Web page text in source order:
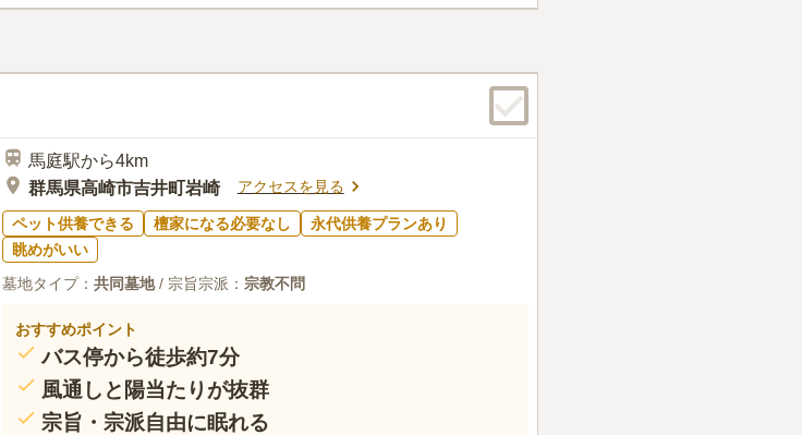
す。駐車場が完備されているので、車でお参りすることも可能
馬庭駅から4km
群馬県高崎市吉井町岩崎
アクセスを見る
ペット供養できる 檀家になる必要なし
永代供養プランあり
眺めがいい
墓地タイプ： 共同墓地/ 宗旨宗派： 宗教不問
おすすめポイント
バス停から徒歩約7分
風通しと陽当たりが抜群
宗旨・宗派自由に眠れる